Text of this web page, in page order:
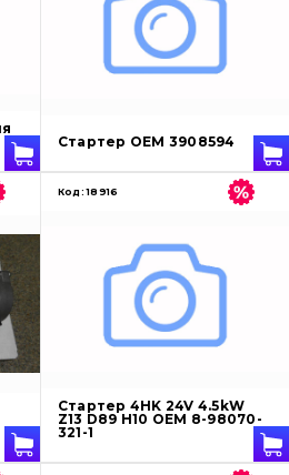
Стартер OEM 3908594
Код: 18916
Стартер 4HK 24V 4.5kW
Z13 D89 H10 OEM 8-98070-
321-1